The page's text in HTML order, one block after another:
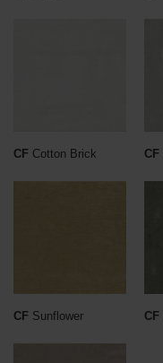
CF Cotton Brick CF
CF Sunflower CF